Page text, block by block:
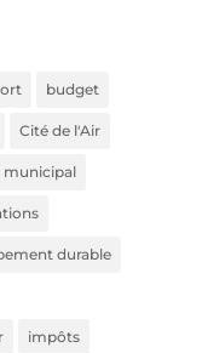
budget
Cité de l'Air
municipal
durable
impôts